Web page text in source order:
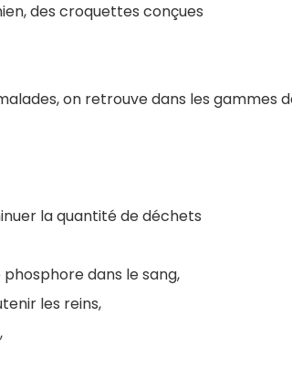
des croquettes conçues
on retrouve dans les gammes
la quantité de déchets
dans le sang,
les reins,